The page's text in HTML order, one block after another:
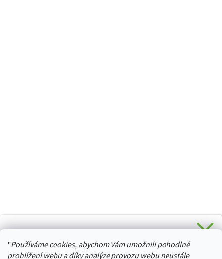
"Používáme cookies, abychom Vám umožnili pohodlné
prohlížení webu a díky analýze provozu webu neustále
HURTTA-COLLECTION.CZ
Stačí se přihlásit k odběru novinek z našeho obchodu a je
Vaše :)